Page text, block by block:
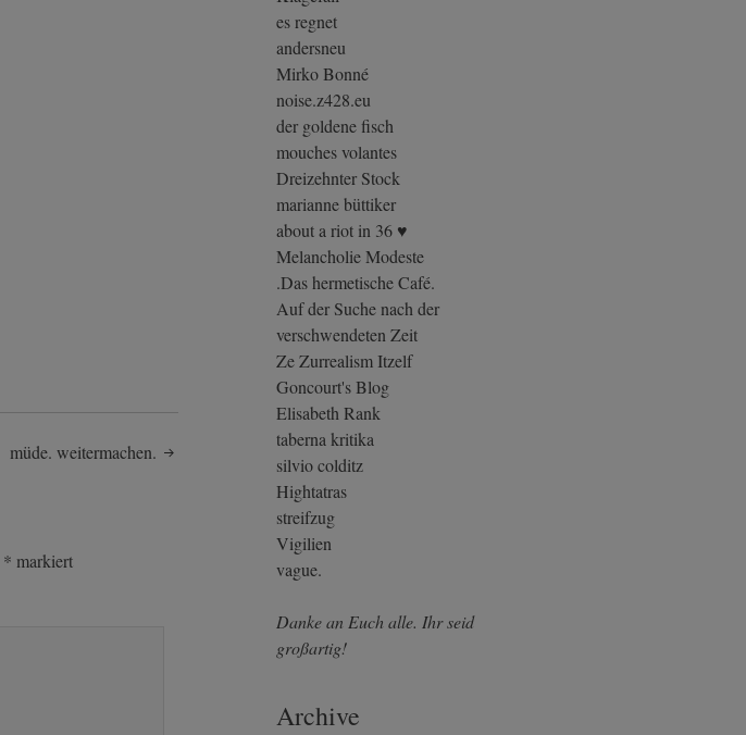
müde. weitermachen.
* markiert
es regnet
andersneu
Mirko Bonné
noise.z428.eu
der goldene fisch
mouches volantes
Dreizehnter Stock
marianne büttiker
about a riot in 36 ♥
Melancholie Modeste
.Das hermetische Café.
Auf der Suche nach der
verschwendeten Zeit
Ze Zurrealism Itzelf
Goncourt's Blog
Elisabeth Rank
taberna kritika
silvio colditz
Hightatras
streifzug
Vigilien
vague.
Danke an Euch alle. Ihr seid
großartig!
Archive